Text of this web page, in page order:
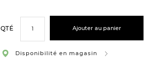
QTÉ Ajouter au panier
Disponibilité en magasin